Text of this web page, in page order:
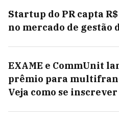
Startup do PR capta
no mercado de gestão
EXAME e CommUnit
prêmio para
Veja como se inscrever